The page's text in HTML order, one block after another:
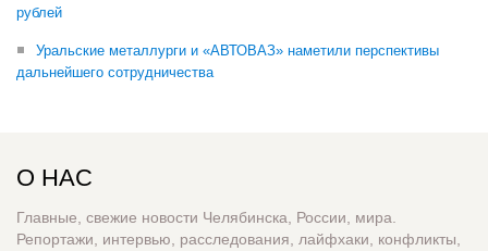
рублей
Уральские металлурги и «АВТОВАЗ» наметили перспективы
дальнейшего сотрудничества
О НАС
Главные, свежие новости Челябинска, России, мира.
Репортажи, интервью, расследования, лайфхаки, конфликты,